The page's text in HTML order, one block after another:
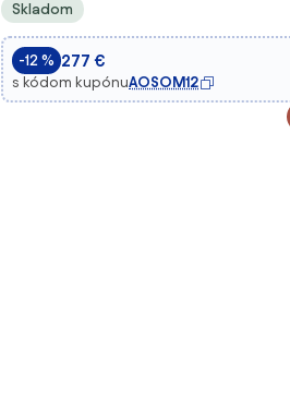
Balqónového Nábytku so 2-miestnou
Pohovkou, 2 Kreslami, Vankúšmi,
Bočným Stolíkom, Vonka
Skladom
-12 % 277 €
s kódom kupónuAOSOM12